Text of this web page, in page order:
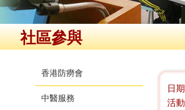
社區參與
香港防癆會
中醫服務
日期
活動